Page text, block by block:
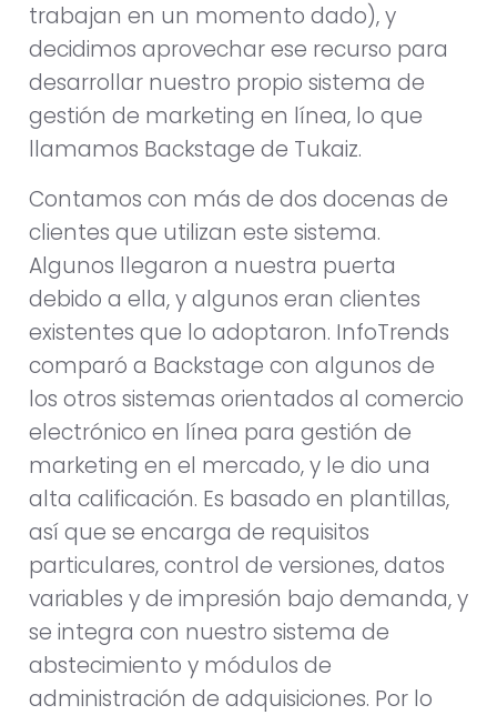
trabajan en un momento dado), y
decidimos aprovechar ese recurso para
desarrollar nuestro propio sistema de
gestión de marketing en línea, lo que
llamamos Backstage de Tukaiz.
Contamos con más de dos docenas de
clientes que utilizan este sistema.
Algunos llegaron a nuestra puerta
debido a ella, y algunos eran clientes
existentes que lo adoptaron. InfoTrends
comparó a Backstage con algunos de
los otros sistemas orientados al comercio
electrónico en línea para gestión de
marketing en el mercado, y le dio una
alta calificación. Es basado en plantillas,
así que se encarga de requisitos
particulares, control de versiones, datos
variables y de impresión bajo demanda, y
se integra con nuestro sistema de
abstecimiento y módulos de
administración de adquisiciones. Por lo